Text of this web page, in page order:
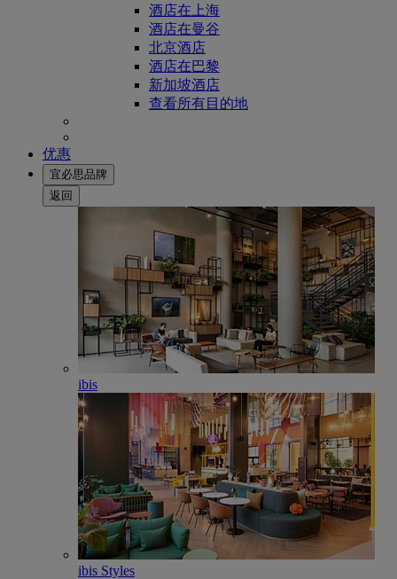
酒店在上海
酒店在曼谷
北京酒店
酒店在巴黎
新加坡酒店
查看所有目的地
优惠
宜必思品牌
返回
ibis
ibis Styles